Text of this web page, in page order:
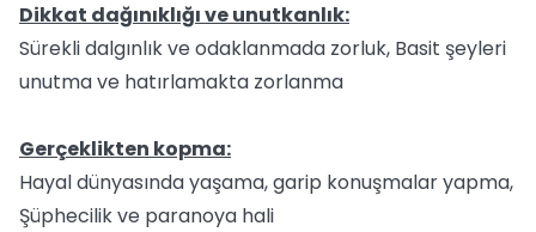
Dikkat dağınıklığı ve unutkanlık:
Sürekli dalgınlık ve odaklanmada zorluk, Basit şeyleri
unutma ve hatırlamakta zorlanma
Gerçeklikten kopma:
Hayal dünyasında yaşama, garip konuşmalar yapma,
Şüphecilik ve paranoya hali